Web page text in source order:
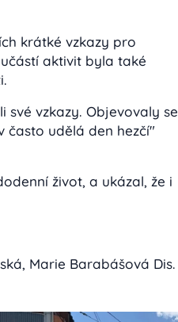
krátké vzkazy pro
aktivit byla také
vzkazy. Objevovaly se
často udělá den hezčí"
život, a ukázal, že i
Marie Barabášová Dis.